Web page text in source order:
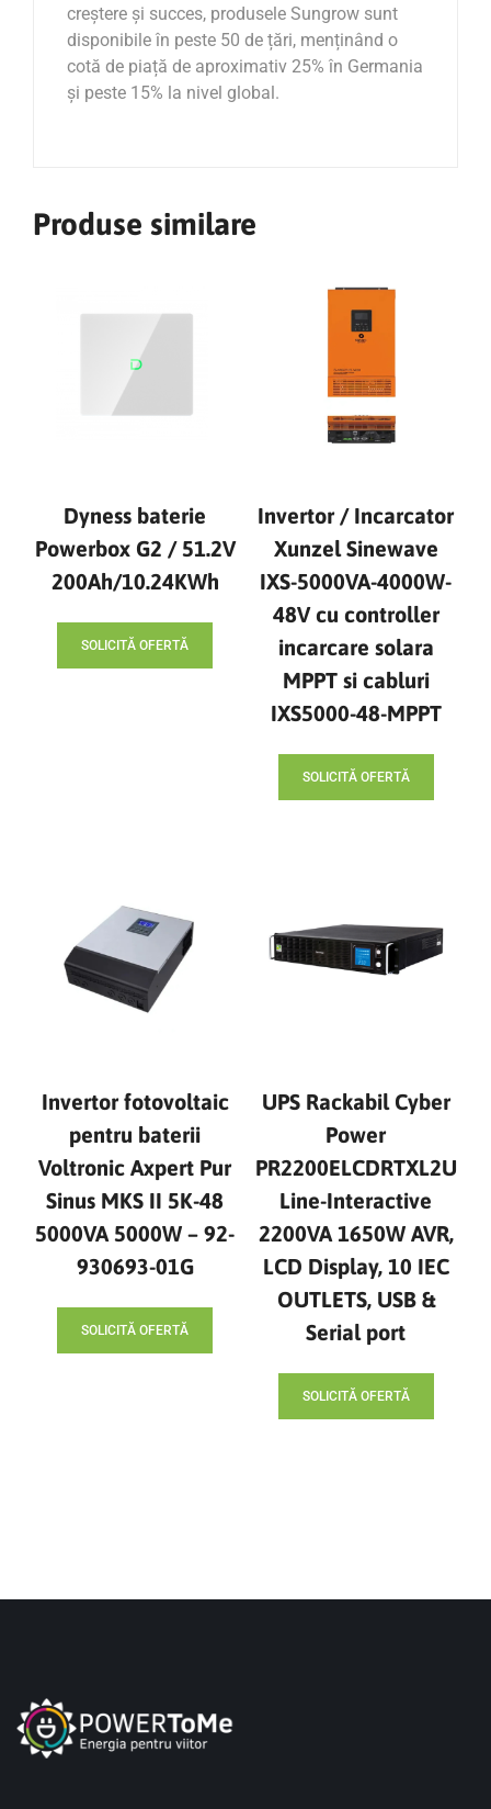
creștere și succes, produsele Sungrow sunt
disponibile în peste 50 de țări, menținând o
cotă de piață de aproximativ 25% în Germania
și peste 15% la nivel global.
Produse similare
Dyness baterie
Powerbox G2 / 51.2V
200Ah/10.24KWh
SOLICITĂ OFERTĂ
Invertor / Incarcator
Xunzel Sinewave
IXS-5000VA-4000W-
48V cu controller
incarcare solara
MPPT si cabluri
IXS5000-48-MPPT
SOLICITĂ OFERTĂ
Invertor fotovoltaic
pentru baterii
Voltronic Axpert Pur
Sinus MKS II 5K-48
5000VA 5000W – 92-
930693-01G
SOLICITĂ OFERTĂ
UPS Rackabil Cyber
Power
PR2200ELCDRTXL2U
Line-Interactive
2200VA 1650W AVR,
LCD Display, 10 IEC
OUTLETS, USB &
Serial port
SOLICITĂ OFERTĂ